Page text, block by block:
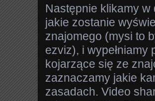
Następnie klikamy
jakie zostanie
znajomego (mysi to
ezviz), i
kojarzące się ze
zaznaczamy jakie
zasadach. Video